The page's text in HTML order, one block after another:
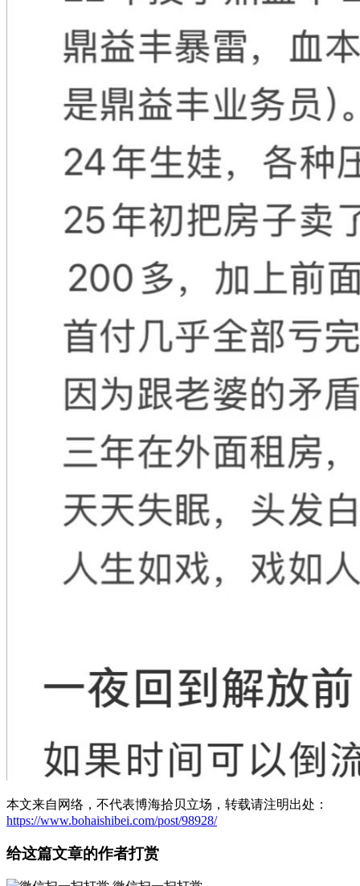
本文来自网络，不代表博海拾贝立场，转载请注明出处：
https://www.bohaishibei.com/post/98928/
给这篇文章的作者打赏